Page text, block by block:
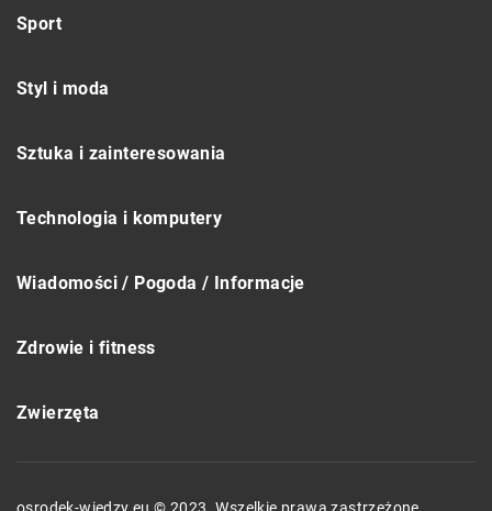
Sport
Styl i moda
Sztuka i zainteresowania
Technologia i komputery
Wiadomości / Pogoda / Informacje
Zdrowie i fitness
Zwierzęta
osrodek-wiedzy.eu © 2023. Wszelkie prawa zastrzeżone.